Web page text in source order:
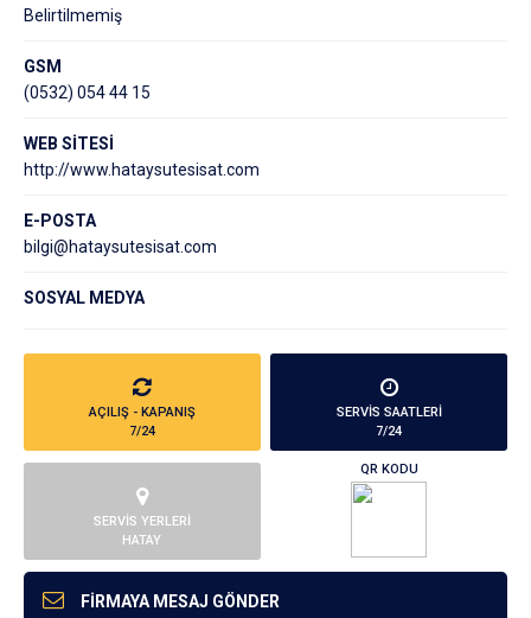
Belirtilmemiş
GSM
(0532) 054 44 15
WEB SİTESİ
http://www.hataysutesisat.com
E-POSTA
bilgi@hataysutesisat.com
SOSYAL MEDYA
AÇILIŞ - KAPANIŞ
7/24
SERVİS SAATLERİ
7/24
SERVİS YERLERİ
HATAY
QR KODU
FİRMAYA MESAJ GÖNDER